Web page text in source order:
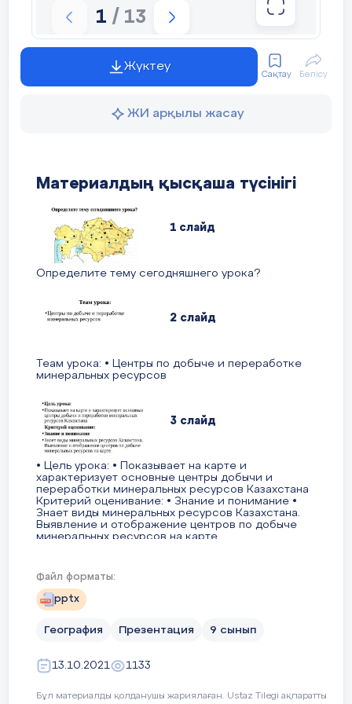
Рефлексия
1 / 13
Жүктеу
Сақтау Бөлісу
ЖИ арқылы жасау
Материалдың қысқаша түсінігі
1 слайд
Определите тему сегодняшнего урока?
2 слайд
Теам урока: • Центры по добыче и переработке
минеральных ресурсов
3 слайд
• Цель урока: • Показывает на карте и
характеризует основные центры добычи и
переработки минеральных ресурсов Казахстана
Критерий оценивание: • Знание и понимание •
Знает виды минеральных ресурсов Казахстана.
Выявление и отображение центров по добыче
минеральных ресурсов на карте.
Что такое полезные ископаемые? •
Естественные минеральные вещества,
достаточный экономический результат при
использовании народного хозяйства в
современных условиях техники.
Файл форматы:
pptx
География Презентация 9 сынып
13.10.2021 1133
Бұл материалды қолданушы жариялаған. Ustaz Tilegi ақпаратты